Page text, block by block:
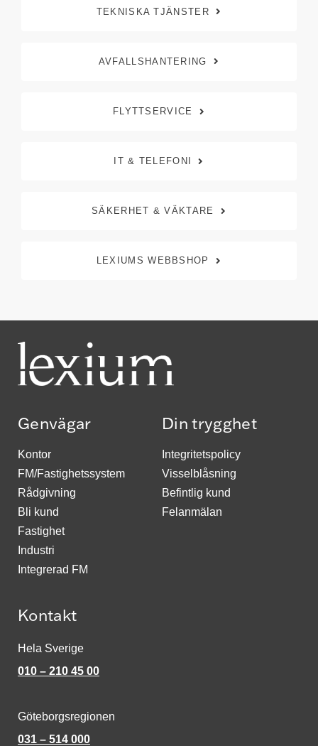
TEKNISKA TJÄNSTER
AVFALLSHANTERING
FLYTTSERVICE
IT & TELEFONI
SÄKERHET & VÄKTARE
LEXIUMS WEBBSHOP
Genvägar
Kontor
FM/Fastighetssystem
Rådgivning
Bli kund
Fastighet
Industri
Integrerad FM
Din trygghet
Integritetspolicy
Visselblåsning
Befintlig kund
Felanmälan
Kontakt
Hela Sverige
010 – 210 45 00
Göteborgsregionen
031 – 514 000